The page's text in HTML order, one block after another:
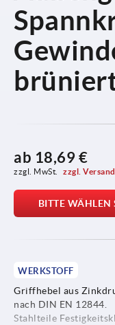
ab 18,69 €
zzgl. MwSt. zzgl.
BITTE WÄHLEN
WERKSTOFF
Griffhebel aus
nach DIN EN 12844.
Stahlteile